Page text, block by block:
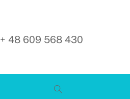
+ 48 609 568 430